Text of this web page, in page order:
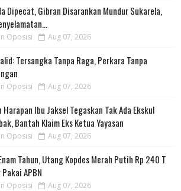
Dipecat, Gibran Disarankan Mundur Sukarela,
Oposisi Aug 07, 2026
Tersangka Tanpa Raga, Perkara Tanpa
Oposisi Aug 07, 2026
Harapan Ibu Jaksel Tegaskan Tak Ada Ekskul
Bantah Klaim Eks Ketua Yayasan
Oposisi Aug 07, 2026
Tahun, Utang Kopdes Merah Putih Rp 240 T
APBN
Oposisi Aug 07, 2026